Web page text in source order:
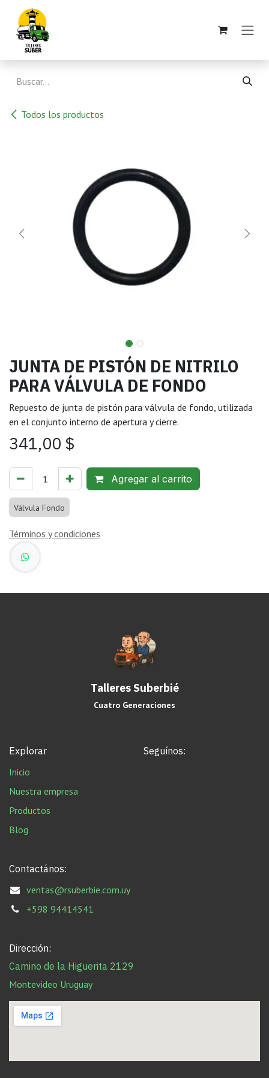
Ir al contenido
Todos los productos
JUNTA DE PISTÓN DE NITRILO
PARA VÁLVULA DE FONDO
Repuesto de junta de pistón para válvula de fondo, utilizada
en el conjunto interno de apertura y cierre.
341,00 $
Agregar al carrito
Válvula Fondo
Términos y condiciones
Talleres Suberbié
Cuatro Generaciones
Explorar
Inicio
Nuestra empresa
Productos
Blog
Contactános:
ventas@rsuberbie.com.uy
+598 94414541
Seguínos:
Dirección:
Camino de la Higuerita 2129
Montevideo Uruguay